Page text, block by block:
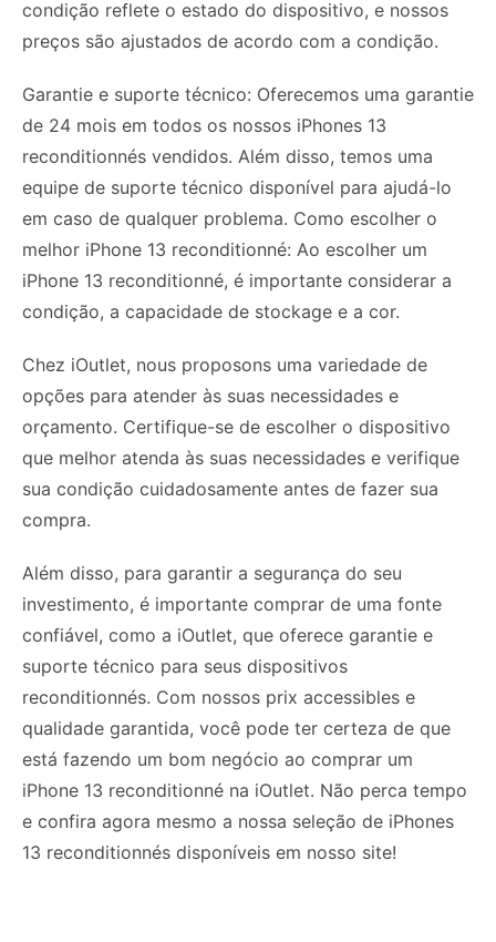
condição reflete o estado do dispositivo, e nossos
preços são ajustados de acordo com a condição.
Garantie e suporte técnico: Oferecemos uma garantie
de 24 mois em todos os nossos iPhones 13
reconditionnés vendidos. Além disso, temos uma
equipe de suporte técnico disponível para ajudá-lo
em caso de qualquer problema. Como escolher o
melhor iPhone 13 reconditionné: Ao escolher um
iPhone 13 reconditionné, é importante considerar a
condição, a capacidade de stockage e a cor.
Chez iOutlet, nous proposons uma variedade de
opções para atender às suas necessidades e
orçamento. Certifique-se de escolher o dispositivo
que melhor atenda às suas necessidades e verifique
sua condição cuidadosamente antes de fazer sua
compra.
Além disso, para garantir a segurança do seu
investimento, é importante comprar de uma fonte
confiável, como a iOutlet, que oferece garantie e
suporte técnico para seus dispositivos
reconditionnés. Com nossos prix accessibles e
qualidade garantida, você pode ter certeza de que
está fazendo um bom negócio ao comprar um
iPhone 13 reconditionné na iOutlet. Não perca tempo
e confira agora mesmo a nossa seleção de iPhones
13 reconditionnés disponíveis em nosso site!